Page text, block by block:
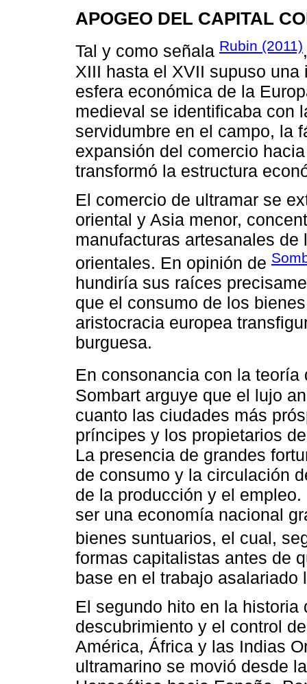
APOGEO DEL CAPITAL
Tal y como señala Rubin (2011)
XIII hasta el XVII supuso
esfera económica de la
medieval se identificaba con
servidumbre en el campo, la
expansión del comercio
transformó la estructura
El comercio de ultramar se
oriental y Asia menor,
manufacturas artesanales
orientales. En opinión de
hundiría sus raíces
que el consumo de los
aristocracia europea
burguesa.
En consonancia con la
Sombart arguye que el lujo
cuanto las ciudades más
príncipes y los propietarios
La presencia de grandes
de consumo y la circulación
de la producción y el
ser una economía nacional
bienes suntuarios, el cual,
formas capitalistas antes de
base en el trabajo asalariado
El segundo hito en la
descubrimiento y el control
América, África y las Indias
ultramarino se movió desde